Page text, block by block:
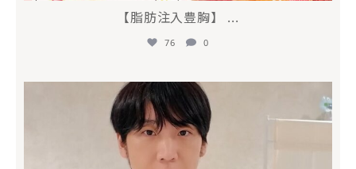
【脂肪注入豊胸】 ...
76 0
mycli.honda
6月 26